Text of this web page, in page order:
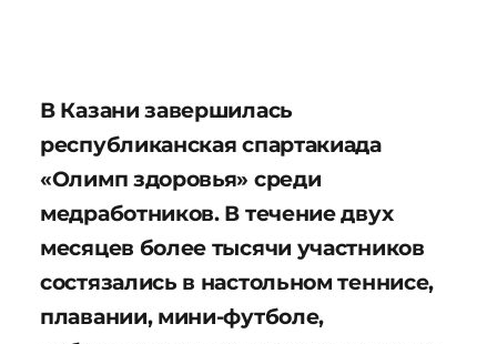
В Казани завершилась
республиканская спартакиада
«Олимп здоровья» среди
медработников. В течение двух
месяцев более тысячи участников
состязались в настольном теннисе,
плавании, мини-футболе,